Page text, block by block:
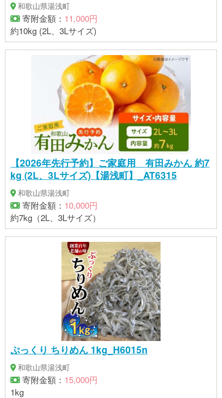
和歌山県湯浅町
寄附金額： 11,000円
約10kg (2L、3Lサイズ)
【2026年先行予約】ご家庭用 有田みかん 約7
kg (2L、3Lサイズ)【湯浅町】_AT6315
和歌山県湯浅町
寄附金額： 10,000円
約7kg（2L、3Lサイズ）
ぷっくり ちりめん 1kg_H6015n
和歌山県湯浅町
寄附金額： 15,000円
1kg